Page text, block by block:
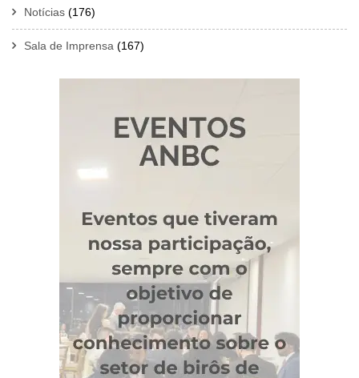
Notícias (176)
Sala de Imprensa (167)